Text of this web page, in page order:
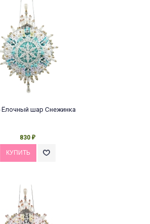
Ёлочный шар Снежинка
830 ₽